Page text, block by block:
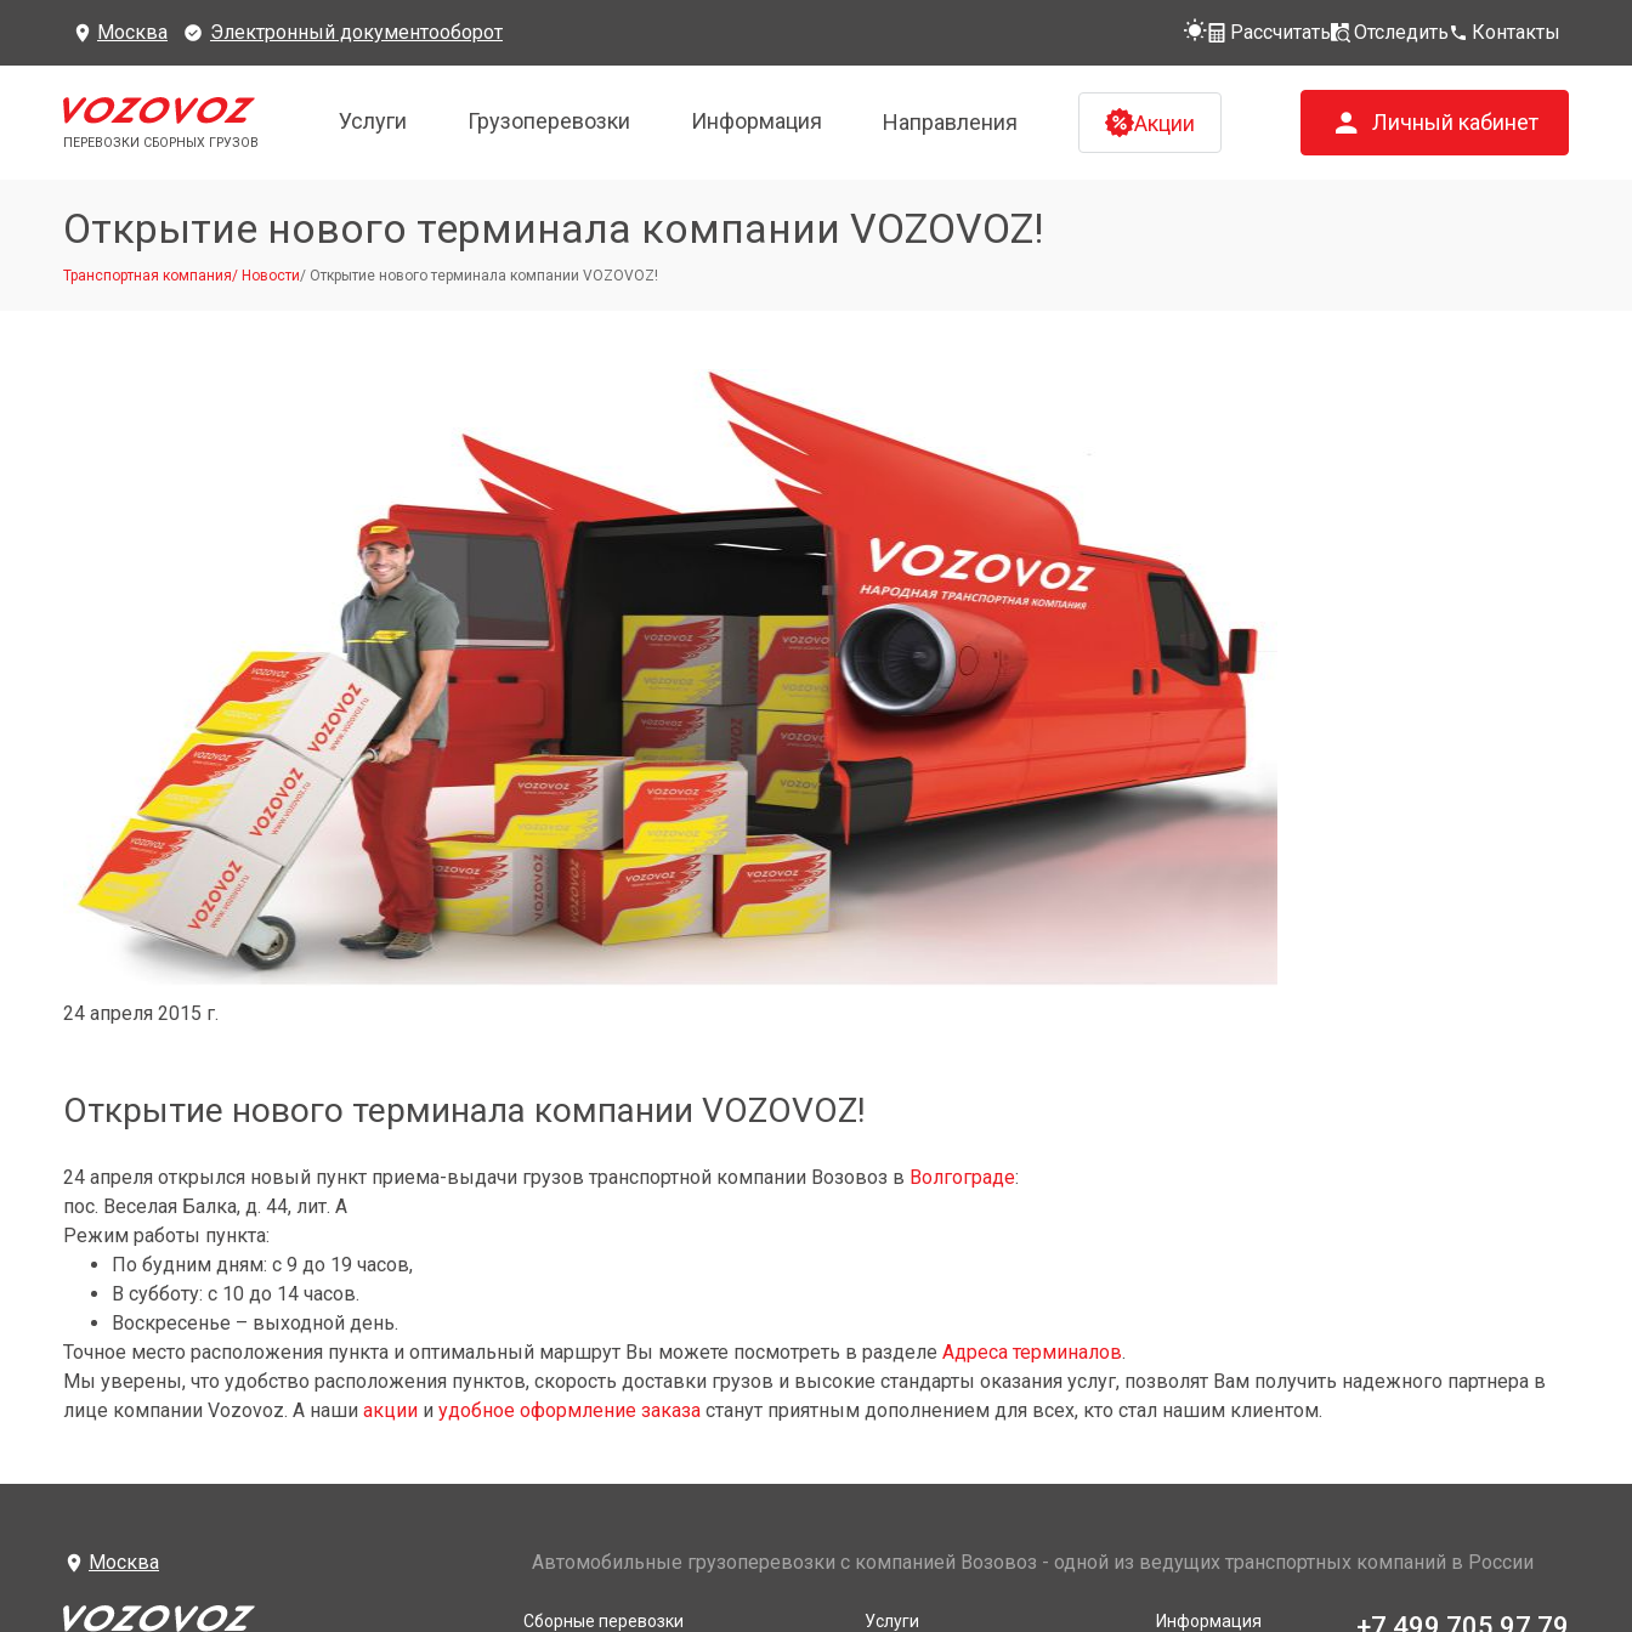
Москва Электронный документооборот Рассчитать Отследить Контакты
ПЕРЕВОЗКИ СБОРНЫХ ГРУЗОВ
Услуги Грузоперевозки Информация Направления Акции Личный кабинет
Открытие нового терминала компании VOZOVOZ!
Транспортная компания/ Новости/ Открытие нового терминала компании VOZOVOZ!
24 апреля 2015 г.
Открытие нового терминала компании VOZOVOZ!
24 апреля открылся новый пункт приема-выдачи грузов транспортной компании Возовоз в Волгограде:
пос. Веселая Балка, д. 44, лит. А
Режим работы пункта:
По будним дням: с 9 до 19 часов,
В субботу: с 10 до 14 часов.
Воскресенье – выходной день.
Точное место расположения пункта и оптимальный маршрут Вы можете посмотреть в разделе Адреса терминалов.
Мы уверены, что удобство расположения пунктов, скорость доставки грузов и высокие стандарты оказания услуг, позволят Вам получить надежного партнера в
лице компании Vozovoz. А наши акции и удобное оформление заказа станут приятным дополнением для всех, кто стал нашим клиентом.
Москва Автомобильные грузоперевозки с компанией Возовоз - одной из ведущих транспортных компаний в России
Сборные перевозки Услуги Информация